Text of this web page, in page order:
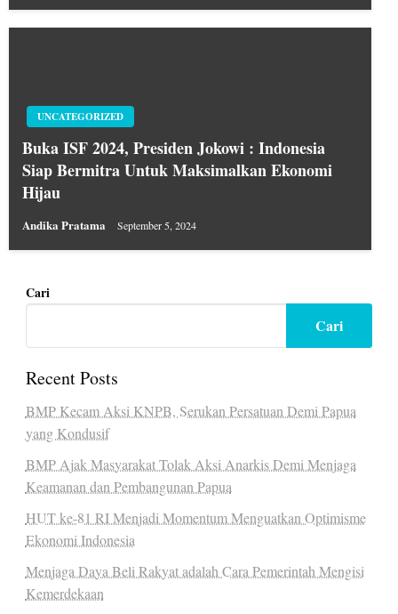
UNCATEGORIZED
Buka ISF 2024, Presiden Jokowi : Indonesia
Siap Bermitra Untuk Maksimalkan Ekonomi
Hijau
Andika Pratama September 5, 2024
Cari
Cari
Recent Posts
BMP Kecam Aksi KNPB, Serukan Persatuan Demi Papua
yang Kondusif
BMP Ajak Masyarakat Tolak Aksi Anarkis Demi Menjaga
Keamanan dan Pembangunan Papua
HUT ke-81 RI Menjadi Momentum Menguatkan Optimisme
Ekonomi Indonesia
Menjaga Daya Beli Rakyat adalah Cara Pemerintah Mengisi
Kemerdekaan